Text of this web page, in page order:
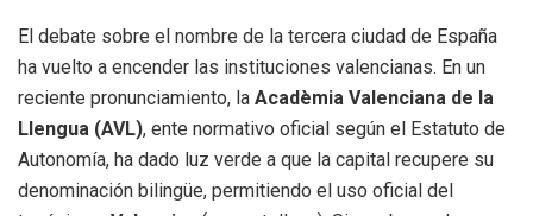
El debate sobre el nombre de la tercera ciudad de España
ha vuelto a encender las instituciones valencianas. En un
reciente pronunciamiento, la Acadèmia Valenciana de la
Llengua (AVL), ente normativo oficial según el Estatuto de
Autonomía, ha dado luz verde a que la capital recupere su
denominación bilingüe, permitiendo el uso oficial del